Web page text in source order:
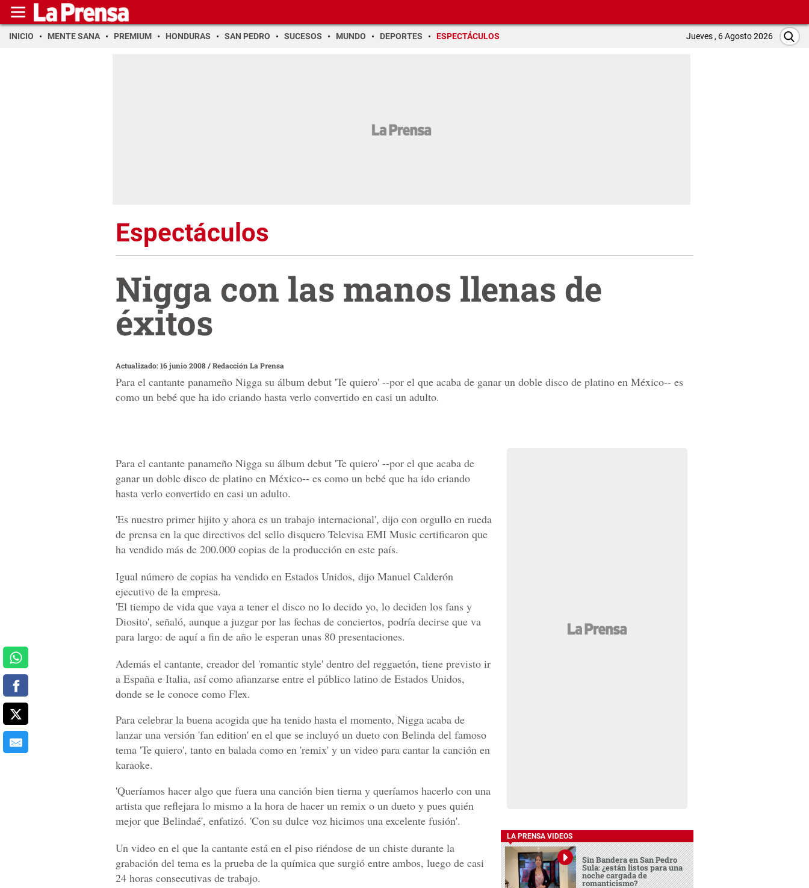
INICIO MENTE SANA PREMIUM HONDURAS SAN PEDRO SUCESOS MUNDO DEPORTES ESPECTÁCULOS Jueves , 6 Agosto 2026
Espectáculos
Nigga con las manos llenas de
éxitos
Actualizado: 16 junio 2008/Redacción La Prensa
Para el cantante panameño Nigga su álbum debut 'Te quiero' --por el que acaba de ganar un doble disco de platino en México-- es
como un bebé que ha ido criando hasta verlo convertido en casi un adulto.
Para el cantante panameño Nigga su álbum debut 'Te quiero' --por el que acaba de
ganar un doble disco de platino en México-- es como un bebé que ha ido criando
hasta verlo convertido en casi un adulto.
'Es nuestro primer hijito y ahora es un trabajo internacional', dijo con orgullo en rueda
de prensa en la que directivos del sello disquero Televisa EMI Music certificaron que
ha vendido más de 200.000 copias de la producción en este país.
Igual número de copias ha vendido en Estados Unidos, dijo Manuel Calderón
ejecutivo de la empresa.
'El tiempo de vida que vaya a tener el disco no lo decido yo, lo deciden los fans y
Diosito', señaló, aunque a juzgar por las fechas de conciertos, podría decirse que va
para largo: de aquí a fin de año le esperan unas 80 presentaciones.
Además el cantante, creador del 'romantic style' dentro del reggaetón, tiene previsto ir
a España e Italia, así como afianzarse entre el público latino de Estados Unidos,
donde se le conoce como Flex.
Para celebrar la buena acogida que ha tenido hasta el momento, Nigga acaba de
lanzar una versión 'fan edition' en el que se incluyó un dueto con Belinda del famoso
tema 'Te quiero', tanto en balada como en 'remix' y un video para cantar la canción en
karaoke.
'Queríamos hacer algo que fuera una canción bien tierna y queríamos hacerlo con una
artista que reflejara lo mismo a la hora de hacer un remix o un dueto y pues quién
mejor que Belindaé', enfatizó. 'Con su dulce voz hicimos una excelente fusión'.
Un video en el que la cantante está en el piso riéndose de un chiste durante la
grabación del tema es la prueba de la química que surgió entre ambos, luego de casi
24 horas consecutivas de trabajo.
LA PRENSA VIDEOS
Sin Bandera en San Pedro
Sula: ¿están listos para una
noche cargada de
romanticismo?